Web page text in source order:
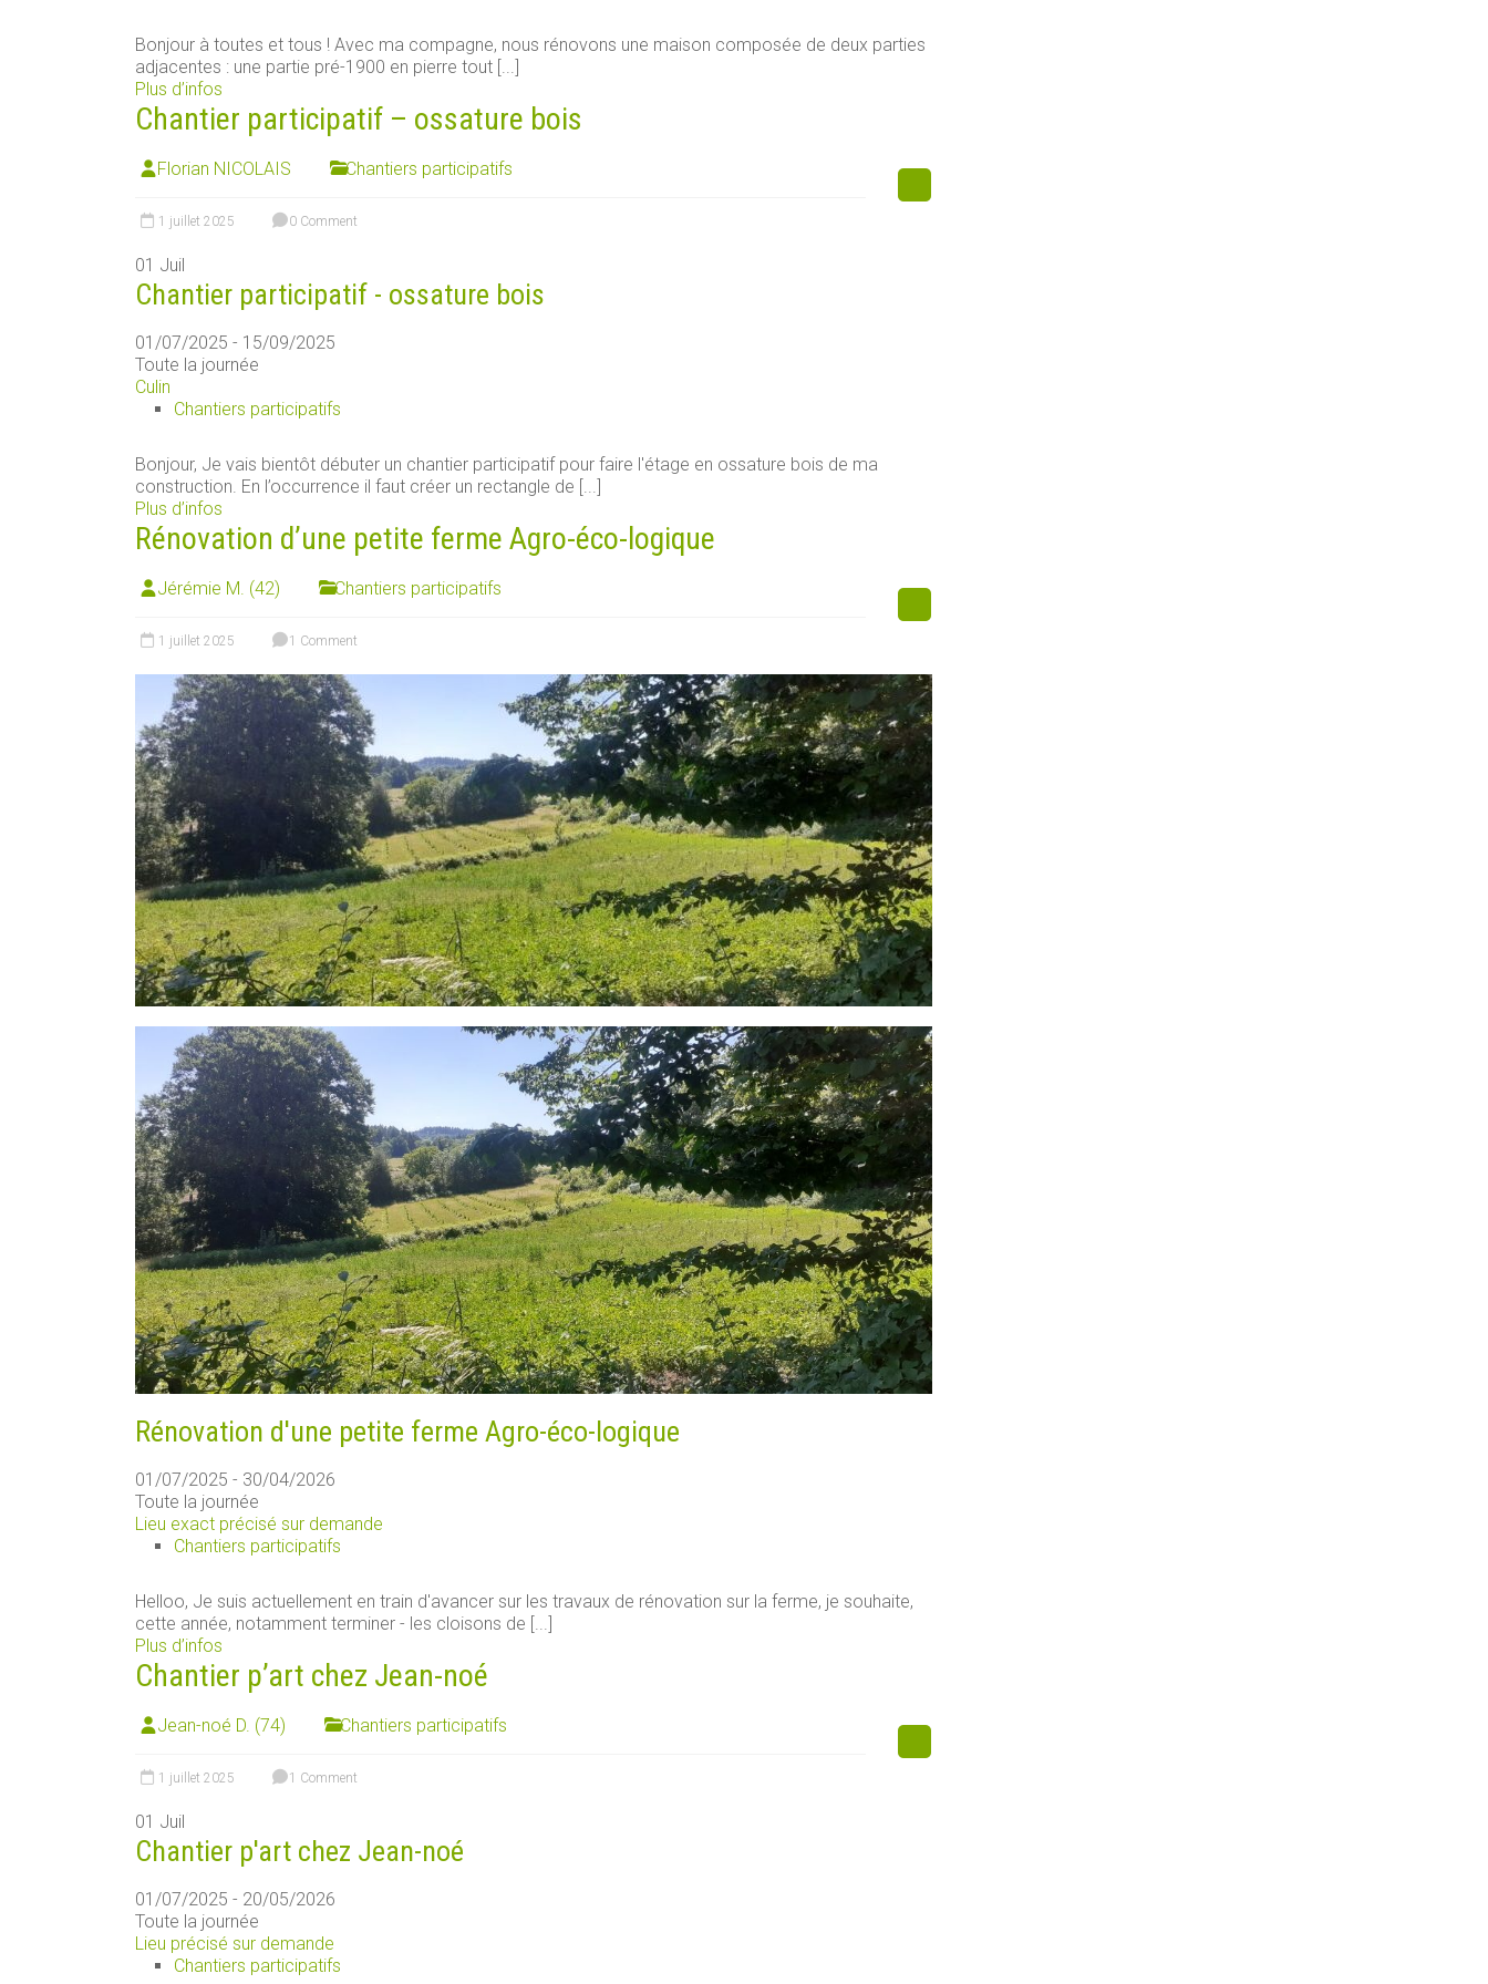
Bonjour à toutes et tous ! Avec ma compagne, nous rénovons une maison composée de deux parties
adjacentes : une partie pré-1900 en pierre tout [...]
Plus d’infos
Chantier participatif – ossature bois
Florian NICOLAIS Chantiers participatifs
1 juillet 2025 0 Comment
01 Juil
Chantier participatif - ossature bois
01/07/2025 - 15/09/2025
Toute la journée
Culin
Chantiers participatifs
Bonjour, Je vais bientôt débuter un chantier participatif pour faire l'étage en ossature bois de ma
construction. En l’occurrence il faut créer un rectangle de [...]
Plus d’infos
Rénovation d’une petite ferme Agro-éco-logique
Jérémie M. (42) Chantiers participatifs
1 juillet 2025 1 Comment
Rénovation d'une petite ferme Agro-éco-logique
01/07/2025 - 30/04/2026
Toute la journée
Lieu exact précisé sur demande
Chantiers participatifs
Helloo, Je suis actuellement en train d'avancer sur les travaux de rénovation sur la ferme, je souhaite,
cette année, notamment terminer - les cloisons de [...]
Plus d’infos
Chantier p’art chez Jean-noé
Jean-noé D. (74) Chantiers participatifs
1 juillet 2025 1 Comment
01 Juil
Chantier p'art chez Jean-noé
01/07/2025 - 20/05/2026
Toute la journée
Lieu précisé sur demande
Chantiers participatifs